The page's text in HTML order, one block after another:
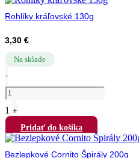
Rohlíky kráľovské 130g
3,30 €
Na sklade
-
1 +
Pridať do košíka
Bezlepkové Cornito Špirály 200g